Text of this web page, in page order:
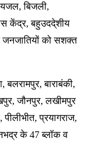
बिजली,
केंद्र, बहुउददे्शीय
जनजातियों को सशक्त
बाराबंकी,
जौनपुर, लखीमपुर
प्रयागराज,
के 47 ब्लॉक व